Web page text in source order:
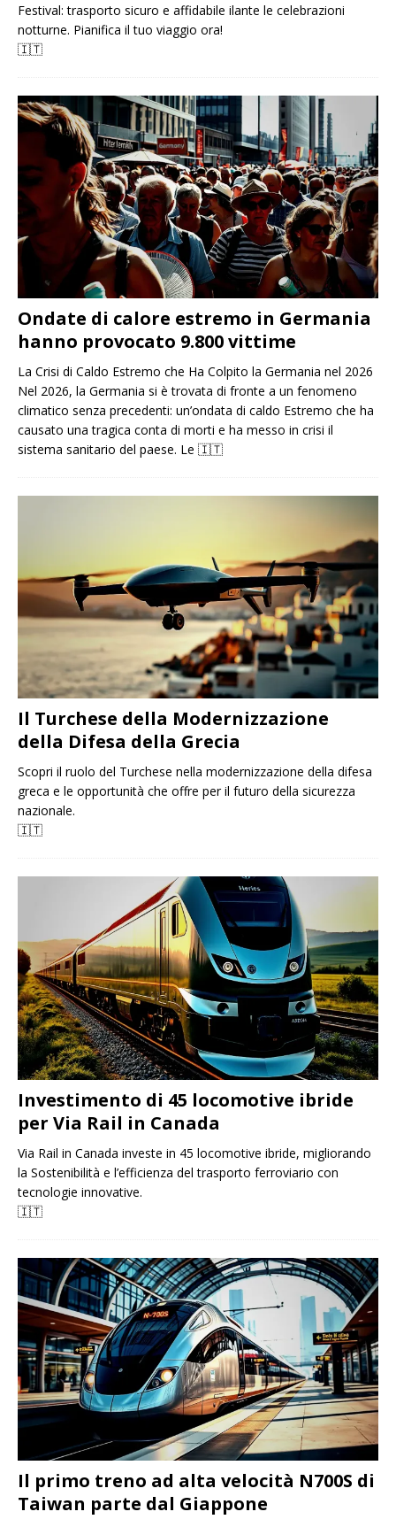
Festival: trasporto sicuro e affidabile ilante le celebrazioni
notturne. Pianifica il tuo viaggio ora!
🇮🇹
Ondate di calore estremo in Germania
hanno provocato 9.800 vittime
La Crisi di Caldo Estremo che Ha Colpito la Germania nel 2026
Nel 2026, la Germania si è trovata di fronte a un fenomeno
climatico senza precedenti: un’ondata di caldo Estremo che ha
causato una tragica conta di morti e ha messo in crisi il
sistema sanitario del paese. Le 🇮🇹
Il Turchese della Modernizzazione
della Difesa della Grecia
Scopri il ruolo del Turchese nella modernizzazione della difesa
greca e le opportunità che offre per il futuro della sicurezza
nazionale.
🇮🇹
Investimento di 45 locomotive ibride
per Via Rail in Canada
Via Rail in Canada investe in 45 locomotive ibride, migliorando
la Sostenibilità e l’efficienza del trasporto ferroviario con
tecnologie innovative.
🇮🇹
Il primo treno ad alta velocità N700S di
Taiwan parte dal Giappone